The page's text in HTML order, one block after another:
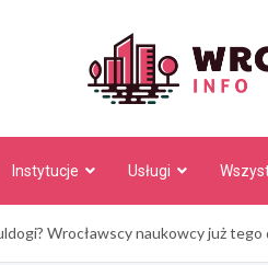
Instytucje Usługi
Wrocławscy naukowcy już tego